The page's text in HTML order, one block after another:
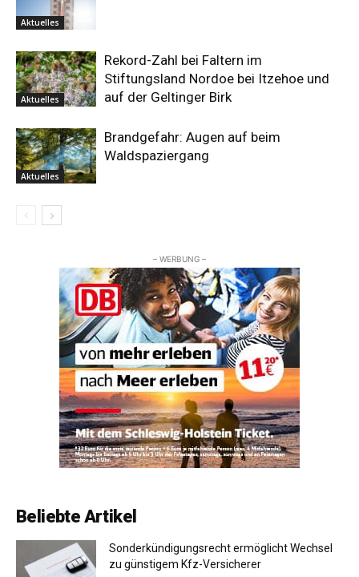
Aktuelles
Aktuelles
Rekord-Zahl bei Faltern im
Stiftungsland Nordoe bei Itzehoe und
auf der Geltinger Birk
Aktuelles
Brandgefahr: Augen auf beim
Waldspaziergang
– WERBUNG –
Beliebte Artikel
Sonderkündigungsrecht ermöglicht Wechsel
zu günstigem Kfz-Versicherer